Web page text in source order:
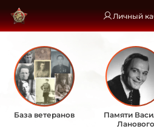
Личный
База ветеранов
Памяти
Ланового